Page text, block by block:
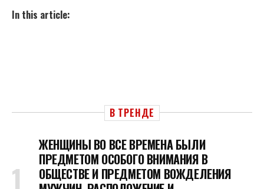
In this article:
В ТРЕНДЕ
ЖЕНЩИНЫ ВО ВСЕ ВРЕМЕНА БЫЛИ
ПРЕДМЕТОМ ОСОБОГО ВНИМАНИЯ В
ОБЩЕСТВЕ И ПРЕДМЕТОМ ВОЖДЕЛЕНИЯ